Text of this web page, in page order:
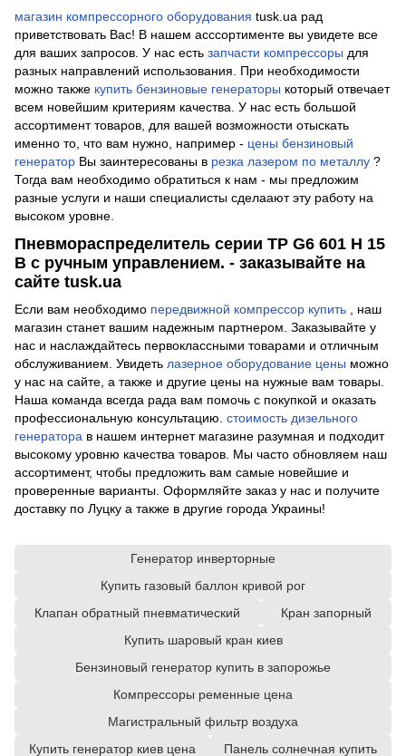
магазин компрессорного оборудования tusk.ua рад
приветствовать Вас! В нашем асссортименте вы увидете все
для ваших запросов. У нас есть запчасти компрессоры для
разных направлений использования. При необходимости
можно также купить бензиновые генераторы который отвечает
всем новейшим критериям качества. У нас есть большой
ассортимент товаров, для вашей возможности отыскать
именно то, что вам нужно, например - цены бензиновый
генератор Вы заинтересованы в резка лазером по металлу ?
Тогда вам необходимо обратиться к нам - мы предложим
разные услуги и наши специалисты сделаают эту работу на
высоком уровне.
Пневмораспределитель серии TP G6 601 H 15
B с ручным управлением. - заказывайте на
сайте tusk.ua
Если вам необходимо передвижной компрессор купить , наш
магазин станет вашим надежным партнером. Заказывайте у
нас и наслаждайтесь первоклассными товарами и отличным
обслуживанием. Увидеть лазерное оборудование цены можно
у нас на сайте, а также и другие цены на нужные вам товары.
Наша команда всегда рада вам помочь с покупкой и оказать
профессиональную консультацию. стоимость дизельного
генератора в нашем интернет магазине разумная и подходит
высокому уровню качества товаров. Мы часто обновляем наш
ассортимент, чтобы предложить вам самые новейшие и
проверенные варианты. Оформляйте заказ у нас и получите
доставку по Луцку а также в другие города Украины!
Генератор инверторные
Купить газовый баллон кривой рог
Клапан обратный пневматический
Кран запорный
Купить шаровый кран киев
Бензиновый генератор купить в запорожье
Компрессоры ременные цена
Магистральный фильтр воздуха
Купить генератор киев цена
Панель солнечная купить